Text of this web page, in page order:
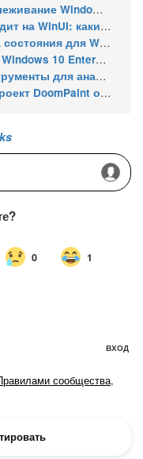
идентификатору устройства
элементы обновит Microsoft
поддержкой нескольких мониторов
продлят обновления до января 2030 года
Windows: ETW MCP и WPA MCP
директора Microsoft Azure